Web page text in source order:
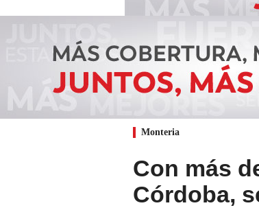
Monteria
Con más
Córdoba,